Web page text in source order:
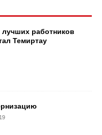
лучших работников
Темиртау